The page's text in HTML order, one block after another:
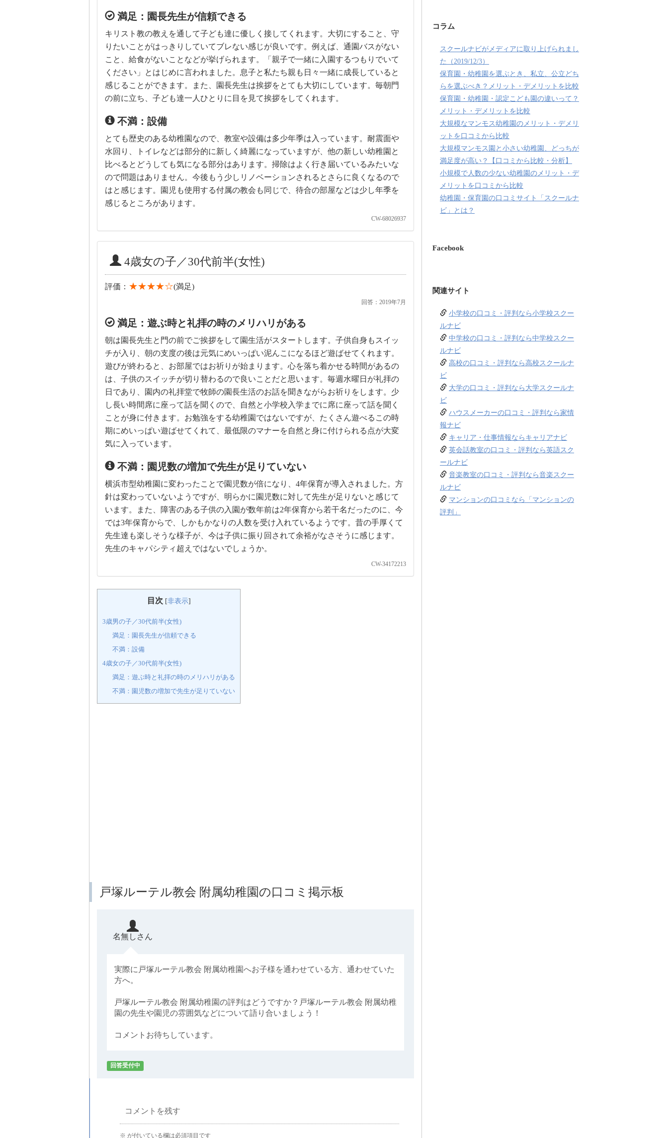
満足：園長先生が信頼できる
キリスト教の教えを通して子ども達に優しく接してくれます。大切にすること、守
りたいことがはっきりしていてブレない感じが良いです。例えば、通園バスがない
こと、給食がないことなどが挙げられます。「親子で一緒に入園するつもりでいて
ください」とはじめに言われました。息子と私たち親も日々一緒に成長していると
感じることができます。また、園長先生は挨拶をとても大切にしています。毎朝門
の前に立ち、子ども達一人ひとりに目を見て挨拶をしてくれます。
不満：設備
とても歴史のある幼稚園なので、教室や設備は多少年季は入っています。耐震面や
水回り、トイレなどは部分的に新しく綺麗になっていますが、他の新しい幼稚園と
比べるとどうしても気になる部分はあります。掃除はよく行き届いているみたいな
ので問題はありません。今後もう少しリノベーションされるとさらに良くなるので
はと感じます。園児も使用する付属の教会も同じで、待合の部屋などは少し年季を
感じるところがあります。
CW-68026937
4歳女の子／30代前半(女性)
評価： ★★★★☆(満足)
回答：2019年7月
満足：遊ぶ時と礼拝の時のメリハリがある
朝は園長先生と門の前でご挨拶をして園生活がスタートします。子供自身もスイッ
チが入り、朝の支度の後は元気にめいっぱい泥んこになるほど遊ばせてくれます。
遊びが終わると、お部屋ではお祈りが始まります。心を落ち着かせる時間があるの
は、子供のスイッチが切り替わるので良いことだと思います。毎週水曜日が礼拝の
日であり、園内の礼拝堂で牧師の園長生活のお話を聞きながらお祈りをします。少
し長い時間席に座って話を聞くので、自然と小学校入学までに席に座って話を聞く
ことが身に付きます。お勉強をする幼稚園ではないですが、たくさん遊べるこの時
期にめいっぱい遊ばせてくれて、最低限のマナーを自然と身に付けられる点が大変
気に入っています。
不満：園児数の増加で先生が足りていない
横浜市型幼稚園に変わったことで園児数が倍になり、4年保育が導入されました。方
針は変わっていないようですが、明らかに園児数に対して先生が足りないと感じて
います。また、障害のある子供の入園が数年前は2年保育から若干名だったのに、今
では3年保育からで、しかもかなりの人数を受け入れているようです。昔の手厚くて
先生達も楽しそうな様子が、今は子供に振り回されて余裕がなさそうに感じます。
先生のキャパシティ超えではないでしょうか。
CW-34172213
目次 [非表示]
3歳男の子／30代前半(女性)
満足：園長先生が信頼できる
不満：設備
4歳女の子／30代前半(女性)
満足：遊ぶ時と礼拝の時のメリハリがある
不満：園児数の増加で先生が足りていない
戸塚ルーテル教会 附属幼稚園の口コミ掲示板
名無しさん
実際に戸塚ルーテル教会 附属幼稚園へお子様を通わせている方、通わせていた
方へ。
戸塚ルーテル教会 附属幼稚園の評判はどうですか？戸塚ルーテル教会 附属幼稚
園の先生や園児の雰囲気などについて語り合いましょう！
コメントお待ちしています。
回答受付中
コメントを残す
※ が付いている欄は必須項目です
コラム
スクールナビがメディアに取り上げられまし
た（2019/12/3）
保育園・幼稚園を選ぶとき、私立、公立どち
らを選ぶべき？メリット・デメリットを比較
保育園・幼稚園・認定こども園の違いって？
メリット・デメリットを比較
大規模なマンモス幼稚園のメリット・デメリ
ットを口コミから比較
大規模マンモス園と小さい幼稚園、どっちが
満足度が高い？【口コミから比較・分析】
小規模で人数の少ない幼稚園のメリット・デ
メリットを口コミから比較
幼稚園・保育園の口コミサイト「スクールナ
ビ」とは？
Facebook
関連サイト
小学校の口コミ・評判なら小学校スクー
ルナビ
中学校の口コミ・評判なら中学校スクー
ルナビ
高校の口コミ・評判なら高校スクールナ
ビ
大学の口コミ・評判なら大学スクールナ
ビ
ハウスメーカーの口コミ・評判なら家情
報ナビ
キャリア・仕事情報ならキャリアナビ
英会話教室の口コミ・評判なら英語スク
ールナビ
音楽教室の口コミ・評判なら音楽スクー
ルナビ
マンションの口コミなら「マンションの
評判」